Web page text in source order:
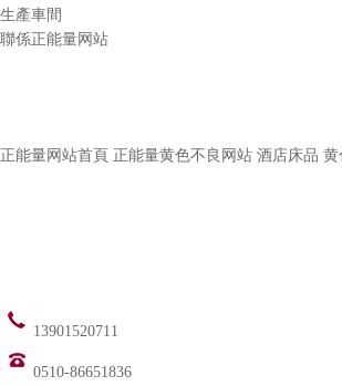
生產車間
聯係正能量网站
正能量网站首頁 正能量黄色不良网站 酒店床品 黄
13901520711
0510-86651836